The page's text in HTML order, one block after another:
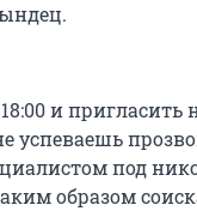
и пригласить
успеваешь
под
образом